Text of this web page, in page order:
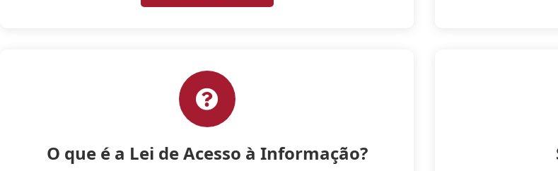
O que é a Lei de Acesso à Informação?